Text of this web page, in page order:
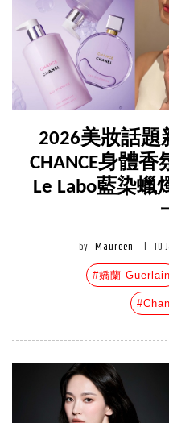
2026美妝話題
CHANCE身體香
Le Labo藍染蠟
by Maureen 10
#嬌蘭 Guerlain